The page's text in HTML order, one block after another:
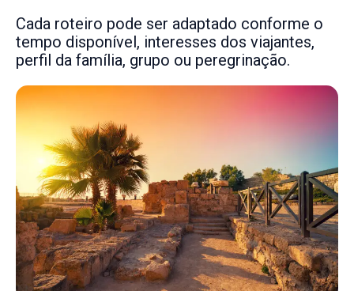
Cada roteiro pode ser adaptado conforme o
tempo disponível, interesses dos viajantes,
perfil da família, grupo ou peregrinação.